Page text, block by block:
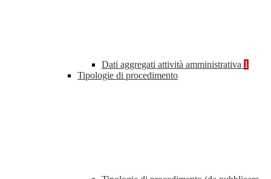
Dati aggregati attività amministrativa 1
Tipologie di procedimento